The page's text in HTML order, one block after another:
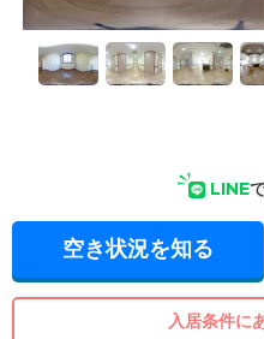
LINE
空き状況を知る
入居条件に